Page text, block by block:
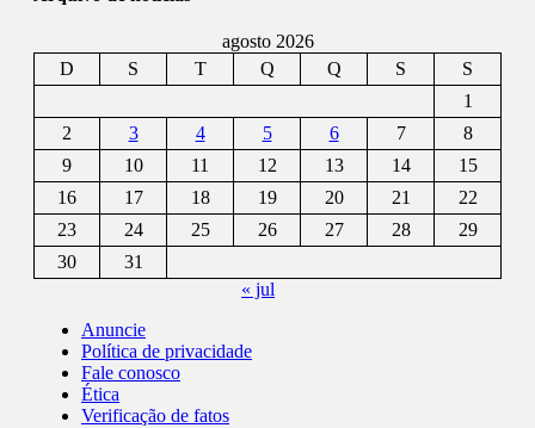
agosto 2026
D
S T Q Q S
S
1
2
3 4 5 6 7
8
9
10 11 12 13 14
15
16
17 18 19 20 21
22
23
24 25 26 27 28
29
30
31
« jul
Anuncie
Política de privacidade
Fale conosco
Ética
Verificação de fatos